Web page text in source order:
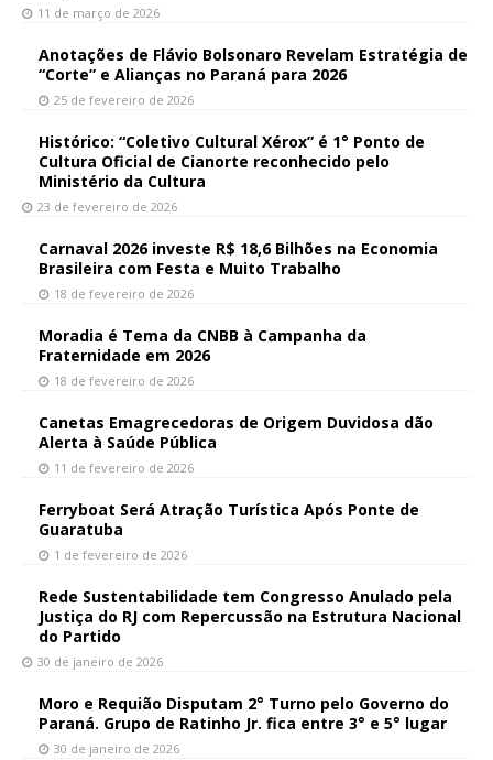
11 de março de 2026
Anotações de Flávio Bolsonaro Revelam Estratégia de
“Corte” e Alianças no Paraná para 2026
25 de fevereiro de 2026
Histórico: “Coletivo Cultural Xérox” é 1° Ponto de
Cultura Oficial de Cianorte reconhecido pelo
Ministério da Cultura
23 de fevereiro de 2026
Carnaval 2026 investe R$ 18,6 Bilhões na Economia
Brasileira com Festa e Muito Trabalho
18 de fevereiro de 2026
Moradia é Tema da CNBB à Campanha da
Fraternidade em 2026
18 de fevereiro de 2026
Canetas Emagrecedoras de Origem Duvidosa dão
Alerta à Saúde Pública
11 de fevereiro de 2026
Ferryboat Será Atração Turística Após Ponte de
Guaratuba
1 de fevereiro de 2026
Rede Sustentabilidade tem Congresso Anulado pela
Justiça do RJ com Repercussão na Estrutura Nacional
do Partido
30 de janeiro de 2026
Moro e Requião Disputam 2° Turno pelo Governo do
Paraná. Grupo de Ratinho Jr. fica entre 3° e 5° lugar
30 de janeiro de 2026